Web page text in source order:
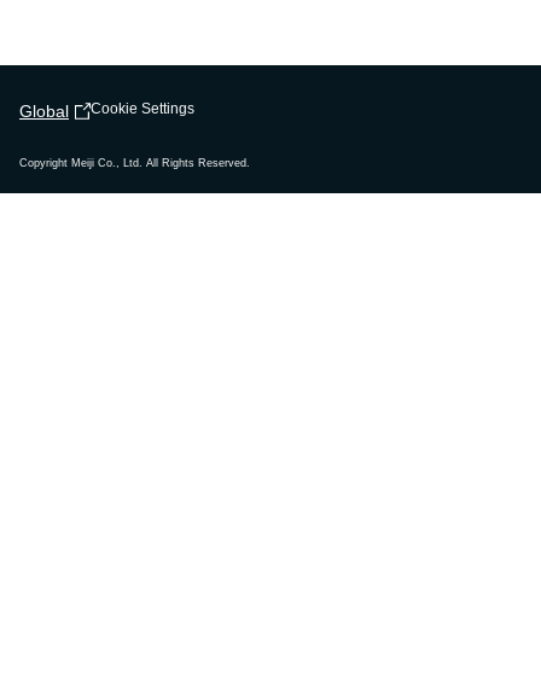
Global Cookie Settings
Copyright Meiji Co., Ltd. All Rights Reserved.